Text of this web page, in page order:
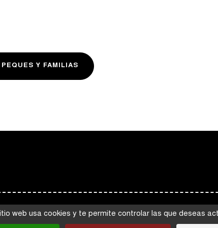
web usa cookies y te permite controlar las que deseas
Y FAMILIAS